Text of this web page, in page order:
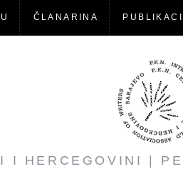
ČLANARINA
I HERCEGOVINI |